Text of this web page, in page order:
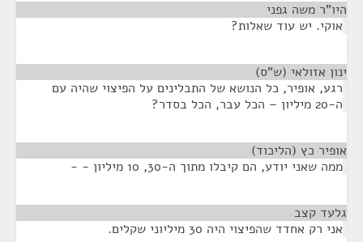
היו"ר משה גפני
אוקי. יש עוד שאלות?
ינון אזולאי (ש"ס)
רגע, אופיר, כל הנושא של התבלינים על הפיצוי שהיה עם
ה-20 מיליון – הכל עבר, הכל בסדר?
אופיר כץ (הליכוד)
ממה שאני יודע, הם קיבלו מתוך ה-30, 10 מיליון - -
גלעד קצב
אני רק אחדד שהפיצוי היה 30 מיליוני שקלים.